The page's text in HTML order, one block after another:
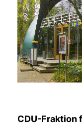
CDU-Fraktion